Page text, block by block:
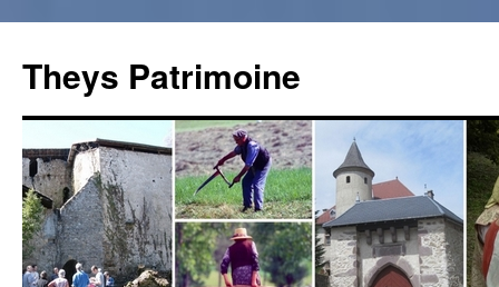
Theys Patrimoine